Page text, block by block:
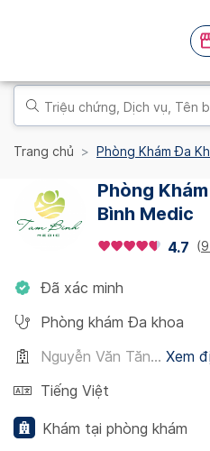
Trang chủ Phòng Khám Đa
Phòng
Bình Medic
4.7 (
Đã xác minh
Phòng khám Đa khoa
Nguyễn Văn Tăn... Xem
Tiếng Việt
Khám tại phòng khám